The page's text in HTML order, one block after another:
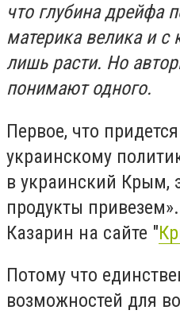
что глубина дрейфа
материка велика и
лишь расти. Но
понимают одного.
Первое, что
украинскому
в украинский Крым,
продукты
Казарин на сайте "
Потому что
возможностей для